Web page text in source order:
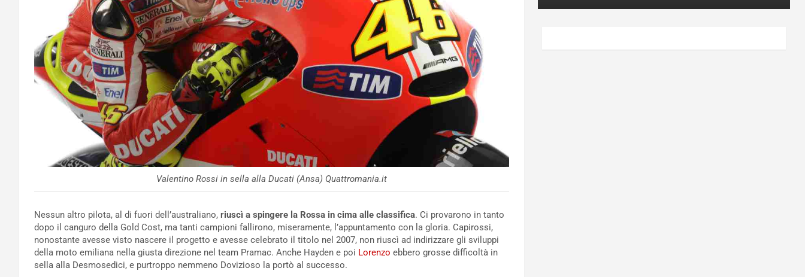
Valentino Rossi in sella alla Ducati (Ansa) Quattromania.it
Nessun altro pilota, al di fuori dell’australiano, riuscì a spingere la Rossa in cima alle classifica. Ci provarono in tanto
dopo il canguro della Gold Cost, ma tanti campioni fallirono, miseramente, l’appuntamento con la gloria. Capirossi,
nonostante avesse visto nascere il progetto e avesse celebrato il titolo nel 2007, non riuscì ad indirizzare gli sviluppi
della moto emiliana nella giusta direzione nel team Pramac. Anche Hayden e poi Lorenzo ebbero grosse difficoltà in
sella alla Desmosedici, e purtroppo nemmeno Dovizioso la portò al successo.